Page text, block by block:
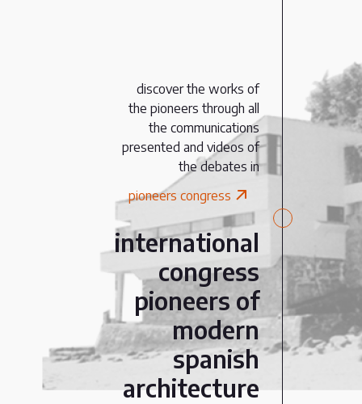
discover the works of
the pioneers through all
the communications
presented and videos of
the debates in
pioneers congress
international
congress
pioneers of
modern
spanish
architecture